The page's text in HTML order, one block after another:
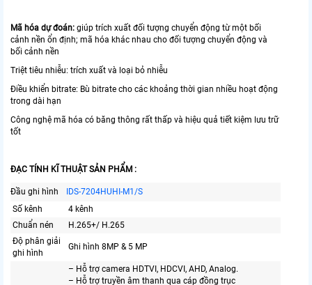
Mã hóa dự đoán: giúp trích xuất đối tượng chuyển động từ một bối
cảnh nền ổn định; mã hóa khác nhau cho đối tượng chuyển động và
bối cảnh nền
Triệt tiêu nhiễu: trích xuất và loại bỏ nhiễu
Điều khiển bitrate: Bù bitrate cho các khoảng thời gian nhiều hoạt động
trong dài hạn
Công nghệ mã hóa có băng thông rất thấp và hiệu quả tiết kiệm lưu trữ
tốt
ĐẠC TÍNH KĨ THUẬT SẢN PHẨM :
Đầu ghi hình
IDS-7204HUHI-M1/S
Số kênh
4 kênh
Chuẩn nén
H.265+/ H.265
Độ phân giải
ghi hình
Ghi hình 8MP & 5 MP
– Hỗ trợ camera HDTVI, HDCVI, AHD, Analog.
– Hỗ trợ truyền âm thanh qua cáp đồng trục